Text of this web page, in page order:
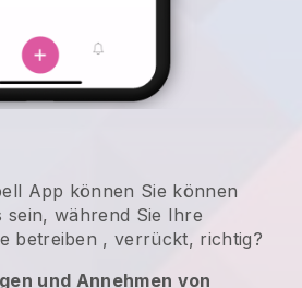
App können Sie können
sein, während Sie Ihre
betreiben , verrückt, richtig?
und Annehmen von